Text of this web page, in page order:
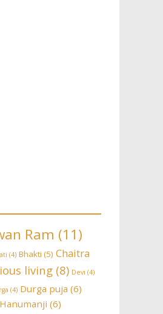
Ram (11)
(4) Bhakti (5) Chaitra
living (8) Devi (4)
(4) Durga puja (6)
Hanumanji (6)